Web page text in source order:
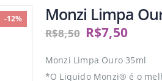
-12% Monzi Limpa
R$8,50 R$7,50
Monzi Limpa Ouro 35ml
*O Liquido Monzi® é o